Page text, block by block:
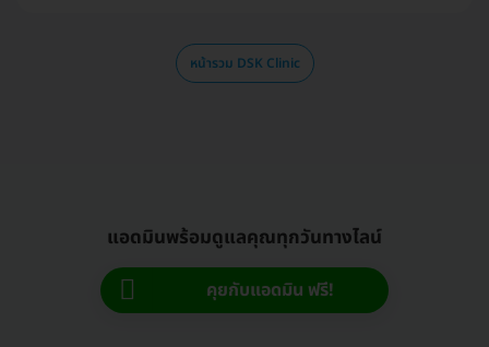
หน้ารวม DSK Clinic
แอดมินพร้อมดูแลคุณทุกวันทางไลน์
คุยกับแอดมิน ฟรี!